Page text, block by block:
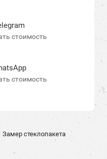
стоимость
стоимость
Замер стеклопакета